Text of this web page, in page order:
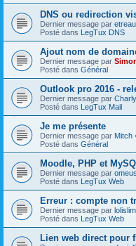
DNS ou redirection
Dernier message par
Posté dans LegTux DNS
Ajout nom de
Dernier message par
Posté dans Général
Outlook pro 2016 -
Dernier message par
Posté dans LegTux Mail
Je me présente
Dernier message par Mitch
Posté dans Général
Moodle, PHP et
Dernier message par
Posté dans LegTux Web
Erreur : compte non
Dernier message par
Posté dans LegTux Web
Lien web direct pour